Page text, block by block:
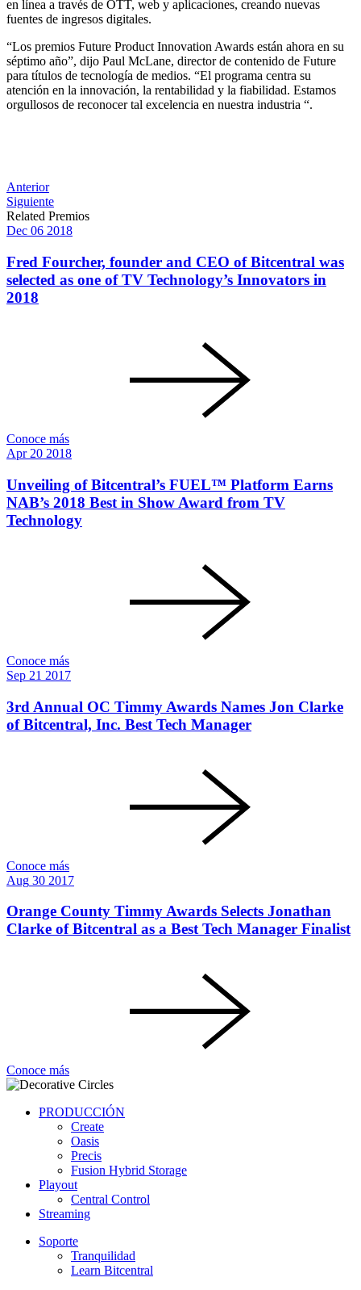
en línea a través de OTT, web y aplicaciones, creando nuevas
fuentes de ingresos digitales.
“Los premios Future Product Innovation Awards están ahora en su
séptimo año”, dijo Paul McLane, director de contenido de Future
para títulos de tecnología de medios. “El programa centra su
atención en la innovación, la rentabilidad y la fiabilidad. Estamos
orgullosos de reconocer tal excelencia en nuestra industria “.
Post
navigation
Anterior
Siguiente
Related Premios
Dec 06 2018
Fred Fourcher, founder and CEO of Bitcentral was
selected as one of TV Technology’s Innovators in
2018
Conoce más
Apr 20 2018
Unveiling of Bitcentral’s FUEL™ Platform Earns
NAB’s 2018 Best in Show Award from TV
Technology
Conoce más
Sep 21 2017
3rd Annual OC Timmy Awards Names Jon Clarke
of Bitcentral, Inc. Best Tech Manager
Conoce más
Aug 30 2017
Orange County Timmy Awards Selects Jonathan
Clarke of Bitcentral as a Best Tech Manager Finalist
Conoce más
PRODUCCIÓN
Create
Oasis
Precis
Fusion Hybrid Storage
Playout
Central Control
Streaming
Soporte
Tranquilidad
Learn Bitcentral